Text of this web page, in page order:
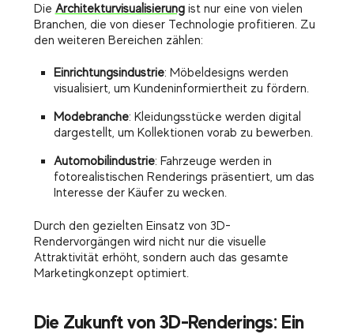
Die Architekturvisualisierungist nur eine von vielen
Branchen, die von dieser Technologie profitieren. Zu
den weiteren Bereichen zählen:
Einrichtungsindustrie: Möbeldesigns werden
visualisiert, um Kundeninformiertheit zu fördern.
Modebranche: Kleidungsstücke werden digital
dargestellt, um Kollektionen vorab zu bewerben.
Automobilindustrie: Fahrzeuge werden in
fotorealistischen Renderings präsentiert, um das
Interesse der Käufer zu wecken.
Durch den gezielten Einsatz von 3D-
Rendervorgängen wird nicht nur die visuelle
Attraktivität erhöht, sondern auch das gesamte
Marketingkonzept optimiert.
Die Zukunft von 3D-Renderings: Ein